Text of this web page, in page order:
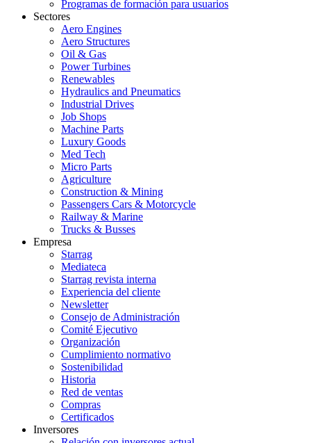
Programas de formación para usuarios
Sectores
Aero Engines
Aero Structures
Oil & Gas
Power Turbines
Renewables
Hydraulics and Pneumatics
Industrial Drives
Job Shops
Machine Parts
Luxury Goods
Med Tech
Micro Parts
Agriculture
Construction & Mining
Passengers Cars & Motorcycle
Railway & Marine
Trucks & Busses
Empresa
Starrag
Mediateca
Starrag revista interna
Experiencia del cliente
Newsletter
Consejo de Administración
Comité Ejecutivo
Organización
Cumplimiento normativo
Sostenibilidad
Historia
Red de ventas
Compras
Certificados
Inversores